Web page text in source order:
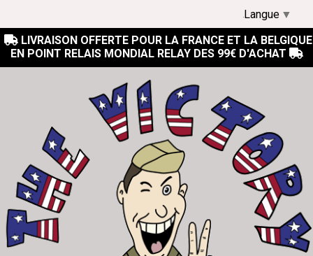
 LIVRAISON OFFERTE POUR LA FRANCE ET LA BELGIQUE
EN POINT RELAIS MONDIAL RELAY DES 99€ D'ACHAT 
Langue ▼